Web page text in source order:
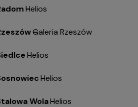
-
Helios
-
Galeria Rzeszów
-
Helios
-
Helios
Wola-
Helios